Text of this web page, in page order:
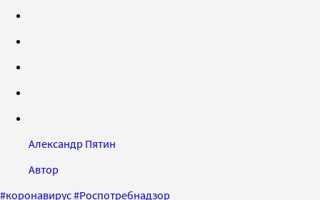
Александр Пятин
Автор
#коронавирус#Роспотребнадзор